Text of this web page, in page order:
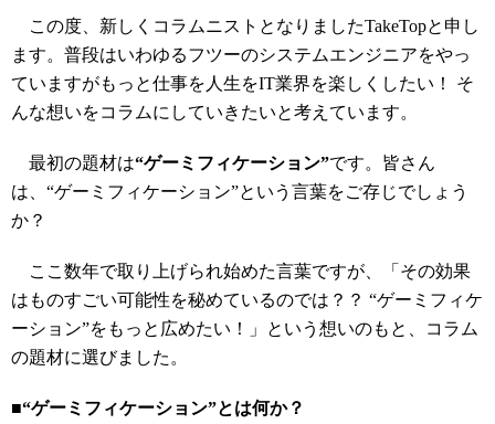
この度、新しくコラムニストとなりましたTakeTopと申し
ます。普段はいわゆるフツーのシステムエンジニアをやっ
ていますがもっと仕事を人生をIT業界を楽しくしたい！ そ
んな想いをコラムにしていきたいと考えています。
最初の題材は“ゲーミフィケーション”です。皆さん
は、“ゲーミフィケーション”という言葉をご存じでしょう
か？
ここ数年で取り上げられ始めた言葉ですが、「その効果
はものすごい可能性を秘めているのでは？？ “ゲーミフィケ
ーション”をもっと広めたい！」という想いのもと、コラム
の題材に選びました。
■“ゲーミフィケーション”とは何か？